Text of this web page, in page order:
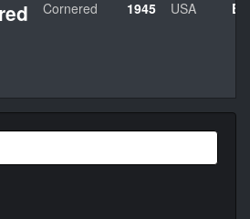
Cornered 1945 USA